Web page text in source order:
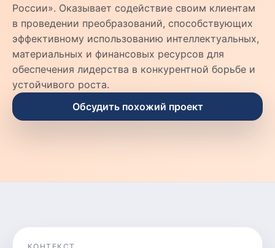
России». Оказывает содействие своим клиентам
в проведении преобразований, способствующих
эффективному использованию интеллектуальных,
материальных и финансовых ресурсов для
обеспечения лидерства в конкурентной борьбе и
устойчивого роста.
Обсудить похожий проект